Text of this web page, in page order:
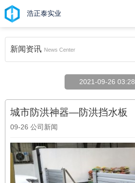
浩正泰实业
新闻资讯 News Center
2021-09-26 03:28
城市防洪神器—防洪挡水板
09-26 公司新闻